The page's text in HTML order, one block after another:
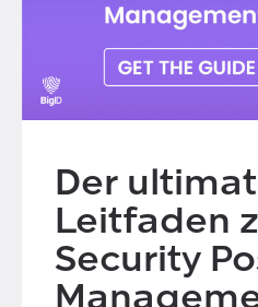
Der
Leitfaden
Security